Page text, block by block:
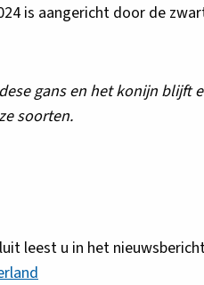
is aangericht door de
gans en het konijn blijft
soorten.
leest u in het